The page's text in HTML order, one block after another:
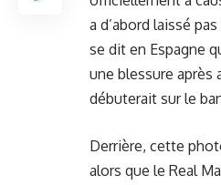
a d’abord laissé
se dit en Espagne
une blessure après
débuterait sur le
Derrière, cette
alors que le Real